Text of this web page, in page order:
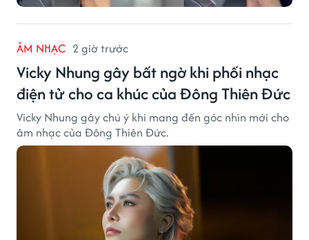
ÂM NHẠC 2 giờ trước
Vicky Nhung gây bất ngờ khi phối nhạc
điện tử cho ca khúc của Đông Thiên Đức
Vicky Nhung gây chú ý khi mang đến góc nhìn mới cho
âm nhạc của Đông Thiên Đức.